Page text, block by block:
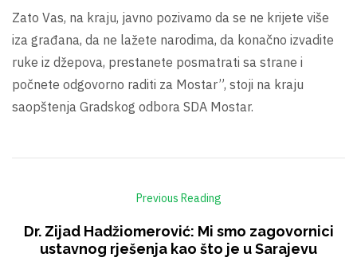
Zato Vas, na kraju, javno pozivamo da se ne krijete više
iza građana, da ne lažete narodima, da konačno izvadite
ruke iz džepova, prestanete posmatrati sa strane i
počnete odgovorno raditi za Mostar”, stoji na kraju
saopštenja Gradskog odbora SDA Mostar.
Previous Reading
Dr. Zijad Hadžiomerović: Mi smo zagovornici
ustavnog rješenja kao što je u Sarajevu